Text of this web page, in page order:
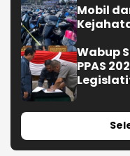
Mobil
Wabup
PPAS